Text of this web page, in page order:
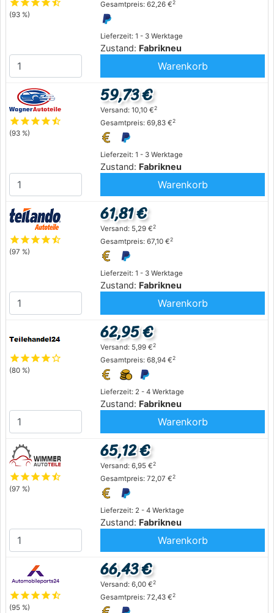
starstarstarstarstar_half
(93 %)
Lieferzeit: 1 - 3 Werktage
Zustand: Fabrikneu
Gesamtpreis: 62,26 €2
Warenkorb
starstarstarstarstar_half
(93 %)
Lieferzeit: 1 - 3 Werktage
Zustand: Fabrikneu
59,73 €
Versand: 10,10 €2
Gesamtpreis: 69,83 €2
Warenkorb
starstarstarstarstar_half
(97 %)
Lieferzeit: 1 - 3 Werktage
Zustand: Fabrikneu
61,81 €
Versand: 5,29 €2
Gesamtpreis: 67,10 €2
Warenkorb
starstarstarstarstar_outline
(80 %)
Lieferzeit: 2 - 4 Werktage
Zustand: Fabrikneu
62,95 €
Versand: 5,99 €2
Gesamtpreis: 68,94 €2
Warenkorb
starstarstarstarstar_half
(97 %)
Lieferzeit: 2 - 4 Werktage
Zustand: Fabrikneu
65,12 €
Versand: 6,95 €2
Gesamtpreis: 72,07 €2
Warenkorb
starstarstarstarstar_half
(95 %)
66,43 €
Versand: 6,00 €2
Gesamtpreis: 72,43 €2